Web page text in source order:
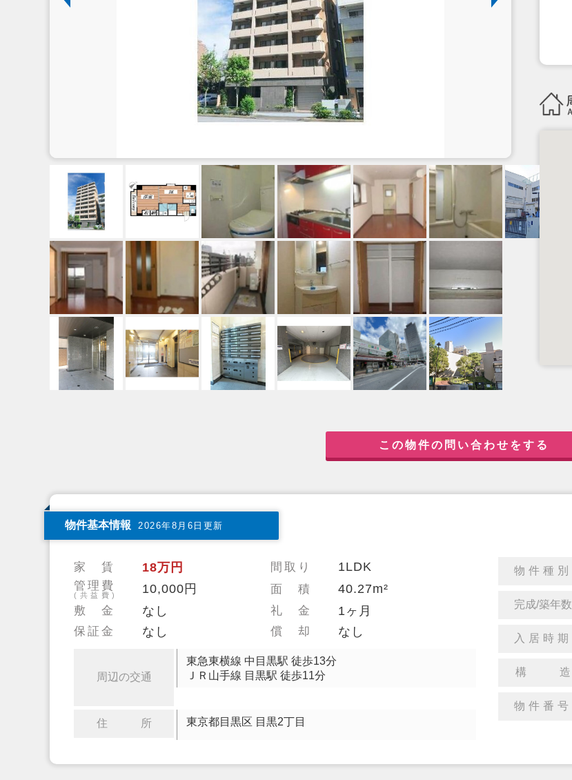
この物件の問い合わせをする
物件基本情報 2026年8月6日更新
家 賃 18万円 間取り 1LDK
管理費
(共益費) 10,000円 面 積 40.27m²
敷 金 なし 礼 金 1ヶ月
保証金 なし 償 却 なし
周辺の交通
東急東横線 中目黒駅 徒歩13分
ＪＲ山手線 目黒駅 徒歩11分
住 所 東京都目黒区 目黒2丁目
物件種別
完成/築年数
入居時期
構 造
物件番号